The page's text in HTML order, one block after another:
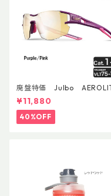
廃盤特価 Julbo
AsianFit
¥11,880
40%OFF